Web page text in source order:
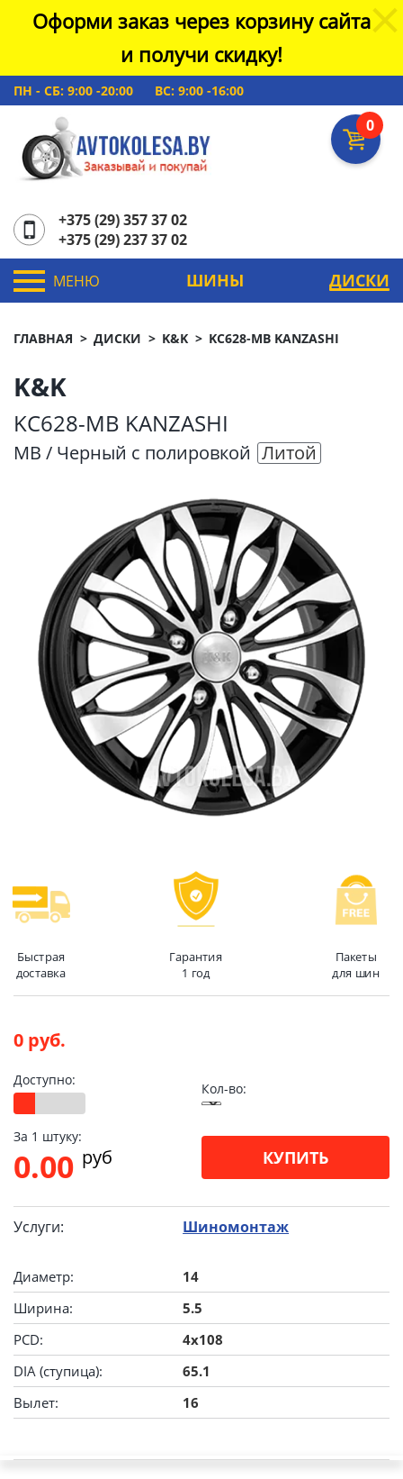
Оформи заказ через корзину сайта
и получи скидку!
ПН - СБ: 9:00 -20:00 ВС: 9:00 -16:00
0
+375 (29) 357 37 02
+375 (29) 237 37 02
МЕНЮ ШИНЫ ДИСКИ
ГЛАВНАЯ ДИСКИ K&K KC628-MB KANZASHI
K&K
KC628-MB KANZASHI
MB / Черный с полировкой Литой
Быстрая
доставка
Гарантия
1 год
Пакеты
для шин
0 руб.
Доступно:
Кол-во:
За 1 штуку:
0.00 pуб КУПИТЬ
Услуги: Шиномонтаж
Диаметр:
14
Ширина:
5.5
PCD:
4x108
DIA (ступица):
65.1
Вылет:
16